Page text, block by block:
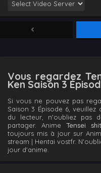
Vous regardez
Ken Saison 3
Si vous ne pouvez pas
Saison 3 Épisode 6,
du lecteur, n'oubliez pas
partager. AnimeTensei
toujours mis à jour sur
stream | Hentai vostfr.
jour d'anime.
Tensei
Eps 20 -
Épisode
Épisode 21
Tensei
Épisode
Eps 18 -
Épisode 18
Tensei